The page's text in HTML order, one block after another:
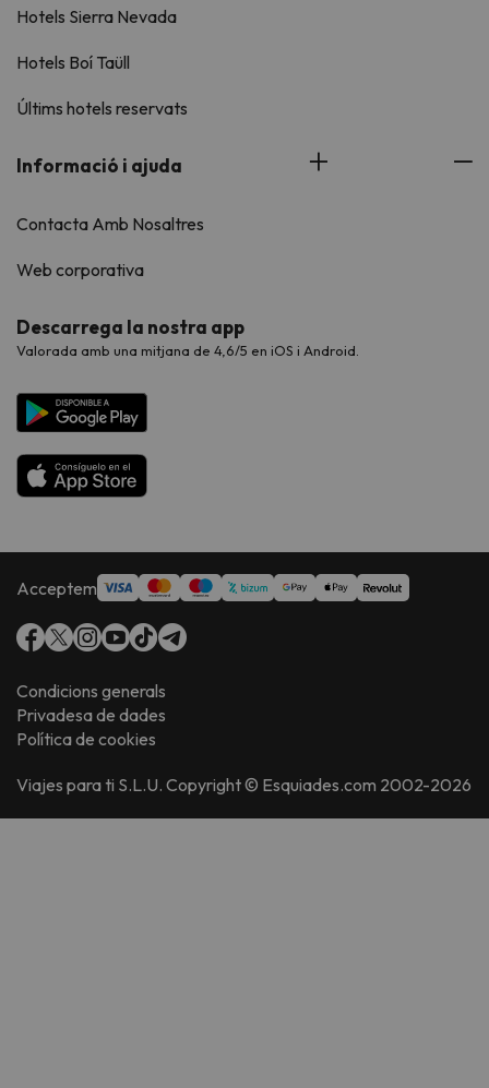
Hotels Sierra Nevada
Hotels Boí Taüll
Últims hotels reservats
Informació i ajuda
Contacta Amb Nosaltres
Web corporativa
Descarrega la nostra app
Valorada amb una mitjana de 4,6/5 en iOS i Android.
Acceptem
Condicions generals
Privadesa de dades
Política de cookies
Viajes para ti S.L.U. Copyright © Esquiades.com 2002-2026